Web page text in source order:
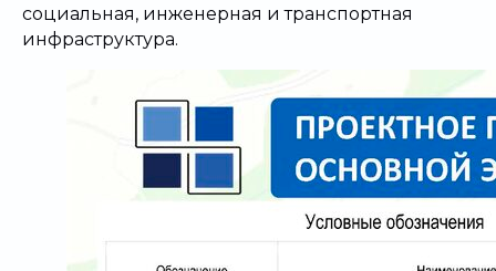
социальная, инженерная и транспортная
инфраструктура.